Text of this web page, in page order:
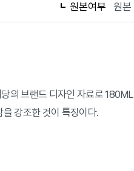
원본여부 원본
의 브랜드 디자인 자료로
강조한 것이 특징이다.